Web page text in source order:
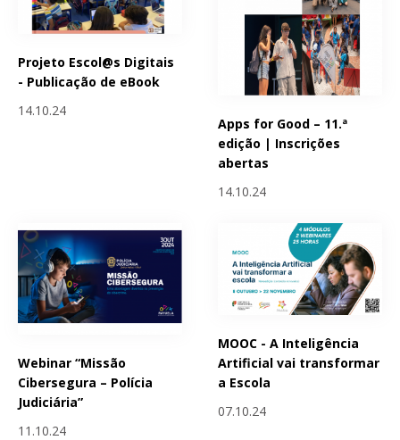
Projeto Escol@s Digitais
- Publicação de eBook
14.10.24
Apps for Good – 11.ª
edição | Inscrições
abertas
14.10.24
Webinar “Missão
Cibersegura – Polícia
Judiciária”
11.10.24
MOOC - A Inteligência
Artificial vai transformar
a Escola
07.10.24